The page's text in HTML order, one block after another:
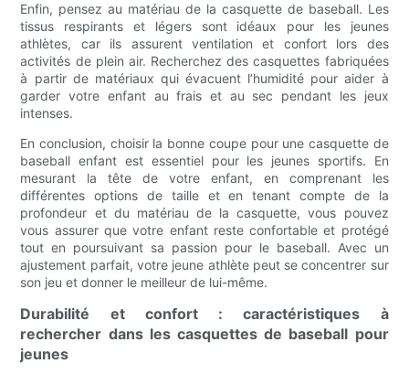
Enfin, pensez au matériau de la casquette de baseball. Les
tissus respirants et légers sont idéaux pour les jeunes
athlètes, car ils assurent ventilation et confort lors des
activités de plein air. Recherchez des casquettes fabriquées
à partir de matériaux qui évacuent l’humidité pour aider à
garder votre enfant au frais et au sec pendant les jeux
intenses.
En conclusion, choisir la bonne coupe pour une casquette de
baseball enfant est essentiel pour les jeunes sportifs. En
mesurant la tête de votre enfant, en comprenant les
différentes options de taille et en tenant compte de la
profondeur et du matériau de la casquette, vous pouvez
vous assurer que votre enfant reste confortable et protégé
tout en poursuivant sa passion pour le baseball. Avec un
ajustement parfait, votre jeune athlète peut se concentrer sur
son jeu et donner le meilleur de lui-même.
Durabilité et confort : caractéristiques à
rechercher dans les casquettes de baseball pour
jeunes